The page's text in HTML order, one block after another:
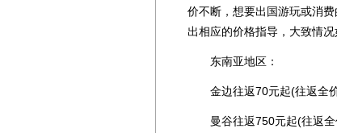
价不断，想要出国游玩或消
出相应的价格指导，大致情
东南亚地区：
金边往返70元起(往返全
曼谷往返750元起(往返全